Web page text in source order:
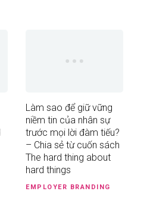
Làm sao để giữ vững
niềm tin của nhân sự
trước mọi lời đàm tiếu?
– Chia sẻ từ cuốn sách
The hard thing about
hard things
EMPLOYER BRANDING